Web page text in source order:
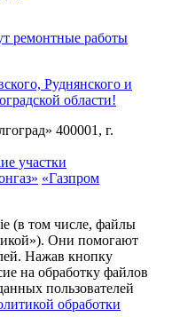
ремонтные работы
Руднянского и
области!
400001, г.
участки
«Газпром
(в том числе, файлы
Они помогают
Нажав кнопку
на обработку файлов
пользователей
обработки